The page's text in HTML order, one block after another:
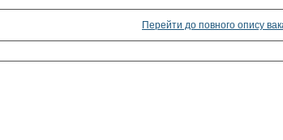
Перейти до повного опису